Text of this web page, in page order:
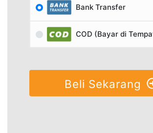
Bank Transfer
COD (Bayar di
Beli Sekarang